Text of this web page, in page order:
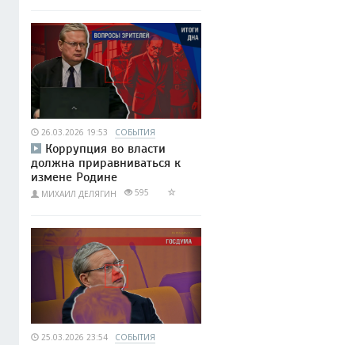
26.03.2026 19:53 СОБЫТИЯ
Коррупция во власти
должна приравниваться к
измене Родине
МИХАИЛ ДЕЛЯГИН 595
25.03.2026 23:54 СОБЫТИЯ